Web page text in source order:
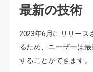
最新の技術
2023年6月にリリース
るため、ユーザーは
することができます。